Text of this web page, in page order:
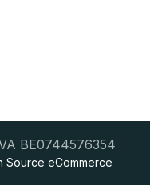
Source eCommerce